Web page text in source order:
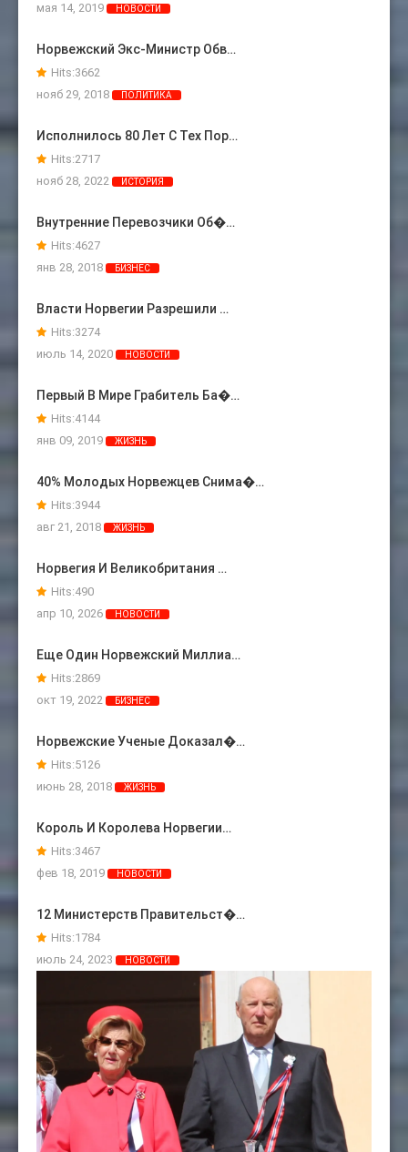
мая 14, 2019
НОВОСТИ
Норвежский Экс-Министр Обв…
Hits:3662
нояб 29, 2018
ПОЛИТИКА
Исполнилось 80 Лет С Тех Пор…
Hits:2717
нояб 28, 2022
ИСТОРИЯ
Внутренние Перевозчики Об�…
Hits:4627
янв 28, 2018
БИЗНЕС
Власти Норвегии Разрешили …
Hits:3274
июль 14, 2020
НОВОСТИ
Первый В Мире Грабитель Ба�…
Hits:4144
янв 09, 2019
ЖИЗНЬ
40% Молодых Норвежцев Снима�…
Hits:3944
авг 21, 2018
ЖИЗНЬ
Норвегия И Великобритания …
Hits:490
апр 10, 2026
НОВОСТИ
Еще Один Норвежский Миллиа…
Hits:2869
окт 19, 2022
БИЗНЕС
Норвежские Ученые Доказал�…
Hits:5126
июнь 28, 2018
ЖИЗНЬ
Король И Королева Норвегии…
Hits:3467
фев 18, 2019
НОВОСТИ
12 Министерств Правительст�…
Hits:1784
июль 24, 2023
НОВОСТИ